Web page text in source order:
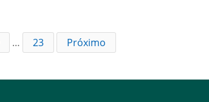
… 23 Próximo